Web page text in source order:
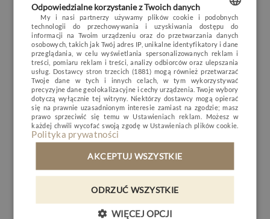
POKOJE I PAKIETY
DLA DZIECI
MINERAL SPA
RESTAURACJA
NATURE & ACTIVE
BIZNES
GALERIA
KONTAKT
leniuchowanie i wyspanie się do woli.
6. JEDZENIE
Jedz bardzo dużo owoców, które są naturalnym
detoksem dla naszego organizmu. Szczególnie różnego
rodzaju jagody, borówki, truskawki, maliny, wiśnie, a
także melony i arbuzy. Nie tylko stanowią solidną
dawkę witamin, ale również doskonałą alternatywę dla
wypijanej wody.
Uśmiechaj się! Duuuużo! Wierzymy, że uśmiech jest
nie tylko lekarstwem na zmęczenie, ale i gwarantem
POLISH
ENGLISH
GERMAN
CZECH
Odpowiedzialne korzystanie z Twoich danych
My i nasi partnerzy używamy plików cookie i podobnych
technologii do przechowywania i uzyskiwania dostępu do
informacji na Twoim urządzeniu oraz do przetwarzania danych
osobowych, takich jak Twój adres IP, unikalne identyfikatory i dane
przeglądania, w celu wyświetlania spersonalizowanych reklam i
treści, pomiaru reklam i treści, analizy odbiorców oraz ulepszania
usług. Dostawcy stron trzecich (1881)mogą również przetwarzać
Twoje dane w tych i innych celach, w tym wykorzystywać
precyzyjne dane geolokalizacyjne i cechy urządzenia. Twoje wybory
dotyczą wyłącznie tej witryny. Niektórzy dostawcy mogą opierać
się na prawnie uzasadnionym interesie zamiast na zgodzie; masz
prawo sprzeciwić się temu w Ustawieniach reklam . Możesz w
każdej chwili wycofać swoją zgodę w Ustawieniach plików cookie
Polityka prywatności
AKCEPTUJ WSZYSTKIE
ODRZUĆ WSZYSTKIE
WIĘCEJ OPCJI